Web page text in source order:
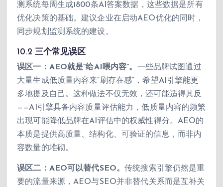
测系统每周生成1800条AI答案数据，这些数据是所有
优化决策的基础。建议企业在启动AEO优化的同时，
同步规划监测系统的建设。
10.2 三个常见误区
误区一：AEO就是”给AI喂内容”。 一些品牌试图通过
大量生成低质量内容来”刷存在感”，希望AI引擎能更
多地提及自己。这种做法不仅无效，还可能适得其反
——AI引擎具备内容质量评估能力，低质量内容的频繁
出现可能降低品牌在AI评估中的权威性得分。AEO的
本质是提供高质量、结构化、可验证的信息，而非内
容数量的堆砌。
误区二：AEO可以替代SEO。传统搜索引擎仍然是重
要的流量来源，AEO与SEO并非替代关系而是互补关